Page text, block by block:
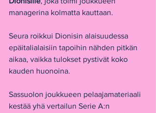
managerina kolmatta kauttaan.
Seura roikkui Dionisin alaisuudessa
epäitalialaisiin tapoihin nähden pitkän
aikaa, vaikka tulokset pystivät koko
kauden huonoina.
Sassuolon joukkueen pelaajamateriaali
kestää yhä vertailun Serie A:n